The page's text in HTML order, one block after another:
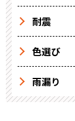
耐震
色選び
雨漏り